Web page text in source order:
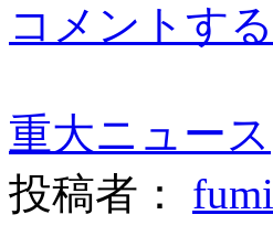
コメントする
重大ニュース
投稿者： fumi